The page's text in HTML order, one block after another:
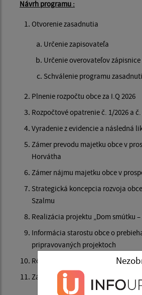
Návrh programu :
Otvorenie zasadnutia
Určenie zapisovateľa
Určenie overovateľov zápisnice
Schválenie programu
Plnenie rozpočtu obce za I.Q 2026
Rozpočtové opatrenie č. 1/2026 a č.
Vyradenie z evidencie a následná
Zámer prevodu majetku obce v
Horvátha
Zámer nájmu majetku obce v
Strategická koncepcia rozvoja
Szalmu
Realizácia projektu „Dom smútku
Informácia starostu obce o
pripravovaných projektoch
Rôzne – slovo pre verejnosť,
Záver